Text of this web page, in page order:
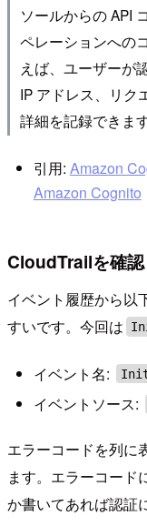
ソールからの API
ペレーションへの
えば、ユーザーが
IP アドレス、リク
詳細を記録できます
引用: Amazon
Amazon Cognito
CloudTrailを確認
イベント履歴から以
すいです。今回は
イベント名:
イベントソース:
エラーコードを列に
ます。エラーコード
か書いてあれば認証